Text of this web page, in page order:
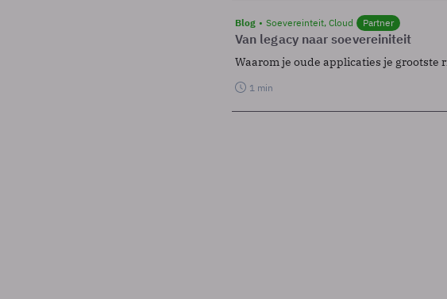
Blog Soevereinteit, Cloud Partner
Van legacy naar soevereiniteit
Waarom je oude applicaties je grootste
1 min